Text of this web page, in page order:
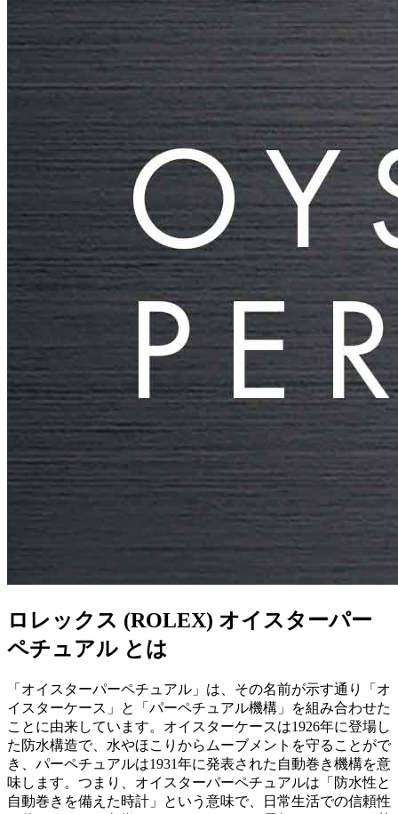
ロレックス (ROLEX) オイスターパー
ペチュアル とは
「オイスターパーペチュアル」は、その名前が示す通り「オ
イスターケース」と「パーペチュアル機構」を組み合わせた
ことに由来しています。オイスターケースは1926年に登場し
た防水構造で、水やほこりからムーブメントを守ることがで
き、パーペチュアルは1931年に発表された自動巻き機構を意
味します。つまり、オイスターパーペチュアルは「防水性と
自動巻きを備えた時計」という意味で、日常生活での信頼性